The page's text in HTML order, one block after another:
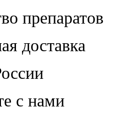
препаратов
доставка
с нами